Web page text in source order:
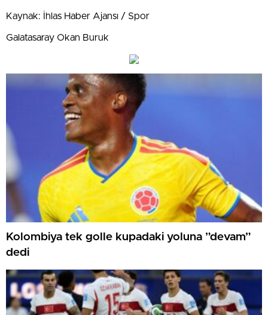
Kaynak: İhlas Haber Ajansı / Spor
Galatasaray Okan Buruk
Kolombiya tek golle kupadaki yoluna ”devam”
dedi